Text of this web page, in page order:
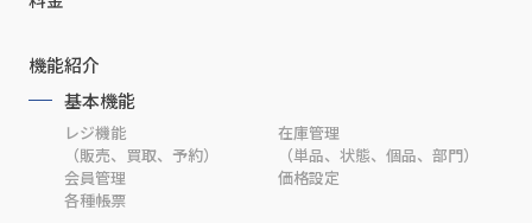
機能紹介
基本機能
レジ機能
（販売、買取、予約）
在庫管理
（単品、状態、個品、部門）
会員管理
価格設定
各種帳票